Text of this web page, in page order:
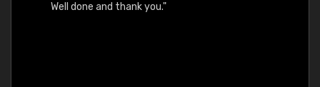
Well done and thank you."